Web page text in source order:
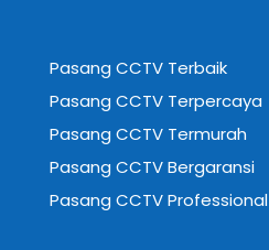
Pasang CCTV Terbaik
Pasang CCTV Terpercaya
Pasang CCTV Termurah
Pasang CCTV Bergaransi
Pasang CCTV Professional